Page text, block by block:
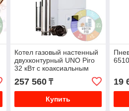
Котел газовый настенный
двухконтурный UNO Piro
32 кВт с коаксиальным
дымоходом
257 560₸
Купить
19